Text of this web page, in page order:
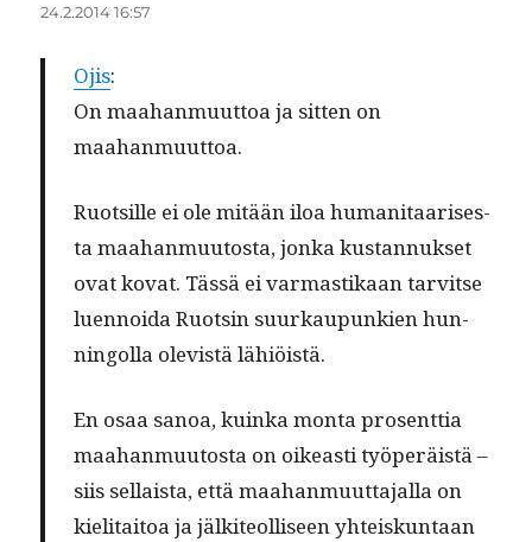
24.2.2014 16:57
Ojis:
On maa­han­muut­toa ja sit­ten on
maahanmuuttoa.
Ruot­sille ei ole mitään iloa human­i­taaris­es­
ta maa­han­muu­tos­ta, jon­ka kus­tan­nuk­set
ovat kovat. Tässä ei var­mas­tikaan tarvitse
luen­noi­da Ruotsin suurkaupunkien hun­
ningol­la ole­vistä lähiöistä.
En osaa sanoa, kuin­ka mon­ta pros­ent­tia
maa­han­muu­tos­ta on oikeasti työperäistä –
siis sel­l­aista, että maa­han­muut­ta­jal­la on
kieli­taitoa ja jälki­te­ol­liseen yhteiskun­taan